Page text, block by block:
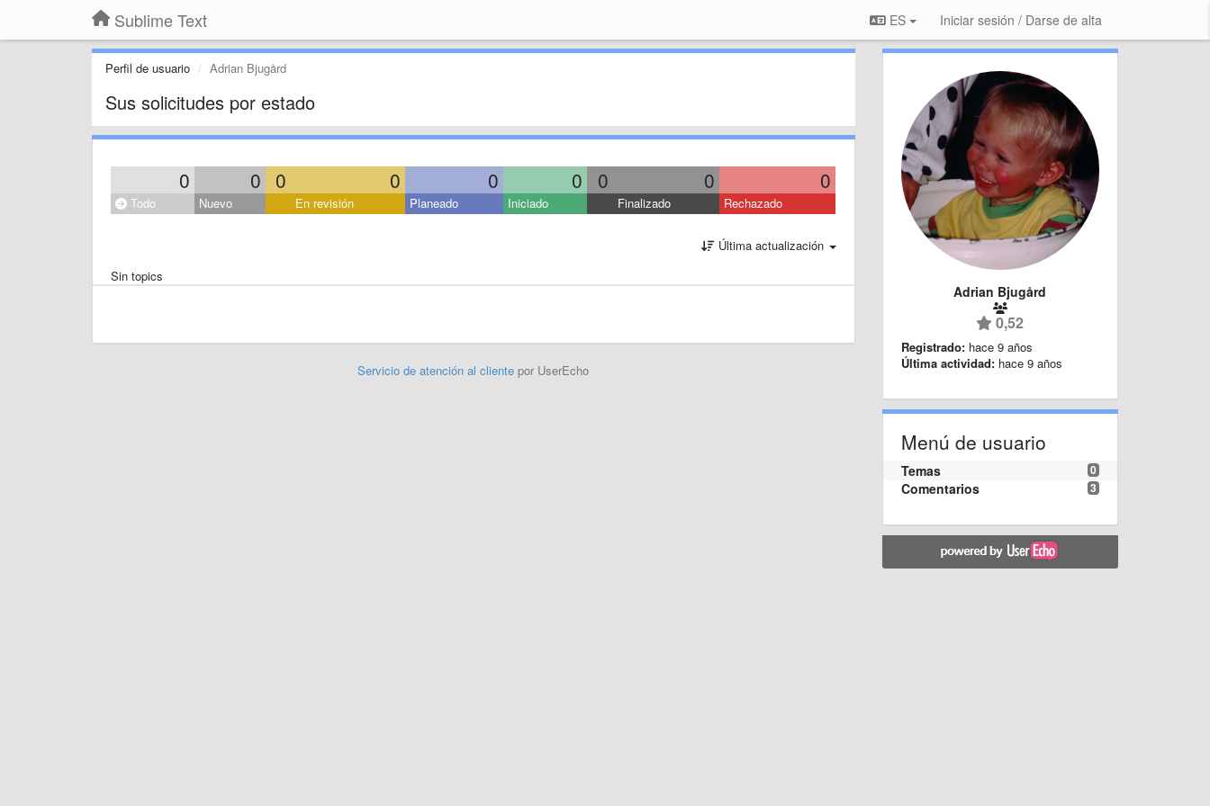
Sublime Text ES Iniciar sesión / Darse de alta
Perfil de usuario Adrian Bjugård
Sus solicitudes por estado
0 0 0 0 0 0 0 0 0
Todo Nuevo En revisión Planeado Iniciado Finalizado Rechazado
Última actualización
Sin topics
Servicio de atención al clientepor UserEcho
Adrian Bjugård
0,52
Registrado: hace 9 años
Última actividad: hace 9 años
Menú de usuario
0
Temas
3
Comentarios